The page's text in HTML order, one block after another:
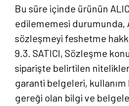
Bu süre içinde ürünün
edilememesi durumunda,
sözleşmeyi feshetme
9.3. SATICI, Sözleşme
siparişte belirtilen
garanti belgeleri, kullanım
gereği olan bilgi ve